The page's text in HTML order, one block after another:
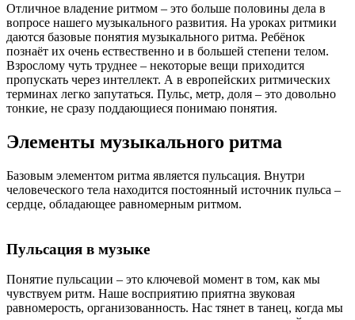
Отличное владение ритмом – это больше половины дела в
вопросе нашего музыкального развития. На уроках ритмики
даются базовые понятия музыкального ритма. Ребёнок
познаёт их очень ествественно и в большей степени телом.
Взрослому чуть труднее – некоторые вещи приходится
пропускать через интеллект. А в европейских ритмических
терминах легко запутаться. Пульс, метр, доля – это довольно
тонкие, не сразу поддающиеся понимаю понятия.
Элементы музыкального ритма
Базовым элементом ритма является пульсация. Внутри
человеческого тела находится постоянный источник пульса –
сердце, обладающее равномерным ритмом.
Пульсация в музыке
Понятие пульсации – это ключевой момент в том, как мы
чувствуем ритм. Наше восприятию приятна звуковая
равномерость, организованность. Нас тянет в танец, когда мы